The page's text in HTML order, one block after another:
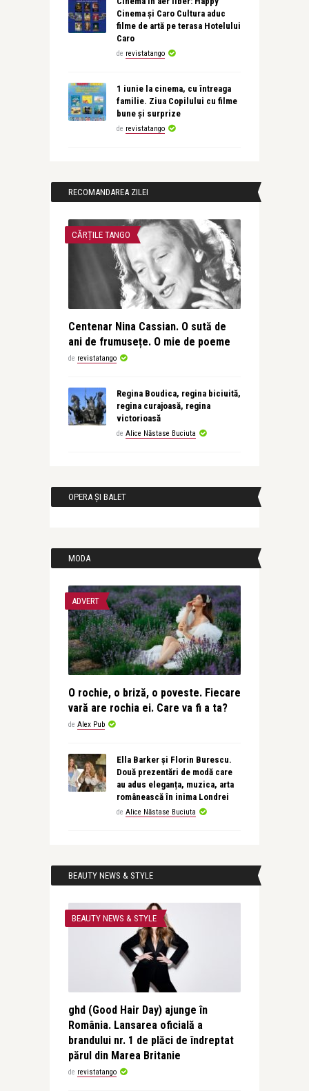
Cinema și Caro Cultura aduc
filme de artă pe terasa Hotelului
Caro
de revistatango
1 iunie la cinema, cu întreaga
familie. Ziua Copilului cu filme
bune și surprize
de revistatango
RECOMANDAREA ZILEI
CĂRȚILE TANGO
Centenar Nina Cassian. O sută de
ani de frumusețe. O mie de poeme
de revistatango
Regina Boudica, regina biciuită,
regina curajoasă, regina
victorioasă
de Alice Năstase Buciuta
OPERA ȘI BALET
MODA
ADVERT
O rochie, o briză, o poveste. Fiecare
vară are rochia ei. Care va fi a ta?
de Alex Pub
Ella Barker și Florin Burescu.
Două prezentări de modă care
au adus eleganța, muzica, arta
românească în inima Londrei
de Alice Năstase Buciuta
BEAUTY NEWS & STYLE
BEAUTY NEWS & STYLE
ghd (Good Hair Day) ajunge în
România. Lansarea oficială a
brandului nr. 1 de plăci de îndreptat
părul din Marea Britanie
de revistatango